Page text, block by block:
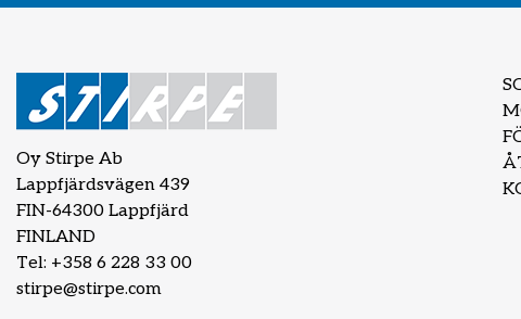
Oy Stirpe Ab
Lappfjärdsvägen 439
FIN-64300 Lappfjärd
FINLAND
Tel: +358 6 228 33 00
stirpe@stirpe.com